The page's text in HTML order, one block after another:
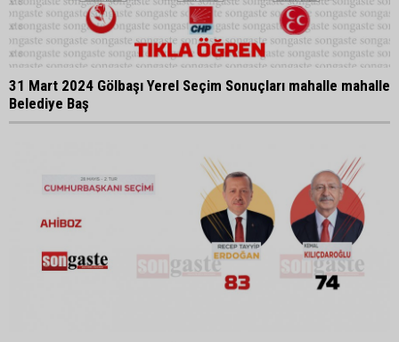
31 Mart 2024 Gölbaşı Yerel Seçim Sonuçları mahalle mahalle
Belediye Baş